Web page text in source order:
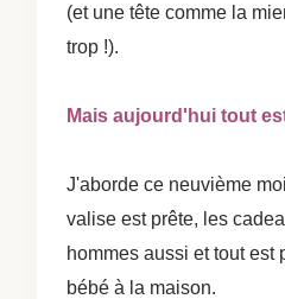
(et une tête comme la
trop !).
Mais aujourd'hui tout
J'aborde ce neuvième
valise est prête, les
hommes aussi et tout est
bébé à la maison.